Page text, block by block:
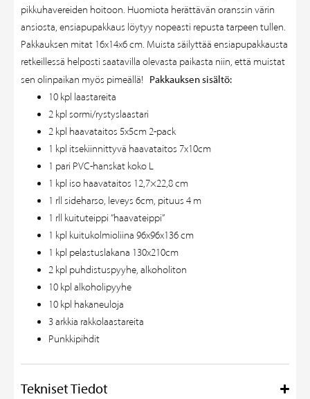
pikkuhavereiden hoitoon. Huomiota herättävän oranssin värin
ansiosta, ensiapupakkaus löytyy nopeasti repusta tarpeen tullen.
Pakkauksen mitat 16x14x6 cm. Muista säilyttää ensiapupakkausta
retkeillessä helposti saatavilla olevasta paikasta niin, että muistat
sen olinpaikan myös pimeällä! Pakkauksen sisältö:
10 kpl laastareita
2 kpl sormi/rystyslaastari
2 kpl haavataitos 5x5cm 2-pack
1 kpl itsekiinnittyvä haavataitos 7x10cm
1 pari PVC-hanskat koko L
1 kpl iso haavataitos 12,7×22,8 cm
1 rll sideharso, leveys 6cm, pituus 4 m
1 rll kuituteippi ”haavateippi”
1 kpl kuitukolmioliina 96x96x136 cm
1 kpl pelastuslakana 130x210cm
2 kpl puhdistuspyyhe, alkoholiton
10 kpl alkoholipyyhe
10 kpl hakaneuloja
3 arkkia rakkolaastareita
Punkkipihdit
Tekniset Tiedot